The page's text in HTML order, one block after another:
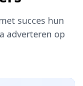
succes hun
adverteren op